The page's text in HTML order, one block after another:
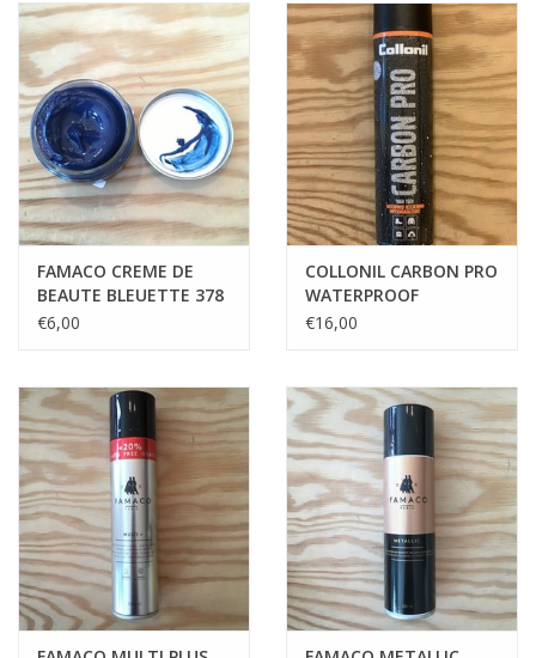
FAMACO CREME DE
BEAUTE BLEUETTE 378
€6,00
COLLONIL CARBON PRO
WATERPROOF
PROTECTION SPRAY
€16,00